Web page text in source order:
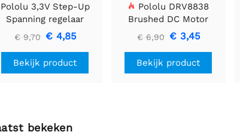
Pololu 3,3V Step-Up
Spanning regelaar
U1V10F3
€ 9,70 € 4,85
Bekijk product
Pololu DRV8838
Brushed DC Motor
Driver
€ 6,90 € 3,45
Bekijk product
bekeken